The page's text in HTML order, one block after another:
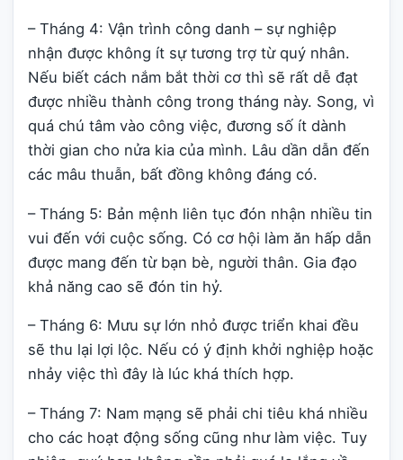
– Tháng 4: Vận trình công danh – sự nghiệp
nhận được không ít sự tương trợ từ quý nhân.
Nếu biết cách nắm bắt thời cơ thì sẽ rất dễ đạt
được nhiều thành công trong tháng này. Song, vì
quá chú tâm vào công việc, đương số ít dành
thời gian cho nửa kia của mình. Lâu dần dẫn đến
các mâu thuẫn, bất đồng không đáng có.
– Tháng 5: Bản mệnh liên tục đón nhận nhiều tin
vui đến với cuộc sống. Có cơ hội làm ăn hấp dẫn
được mang đến từ bạn bè, người thân. Gia đạo
khả năng cao sẽ đón tin hỷ.
– Tháng 6: Mưu sự lớn nhỏ được triển khai đều
sẽ thu lại lợi lộc. Nếu có ý định khởi nghiệp hoặc
nhảy việc thì đây là lúc khá thích hợp.
– Tháng 7: Nam mạng sẽ phải chi tiêu khá nhiều
cho các hoạt động sống cũng như làm việc. Tuy